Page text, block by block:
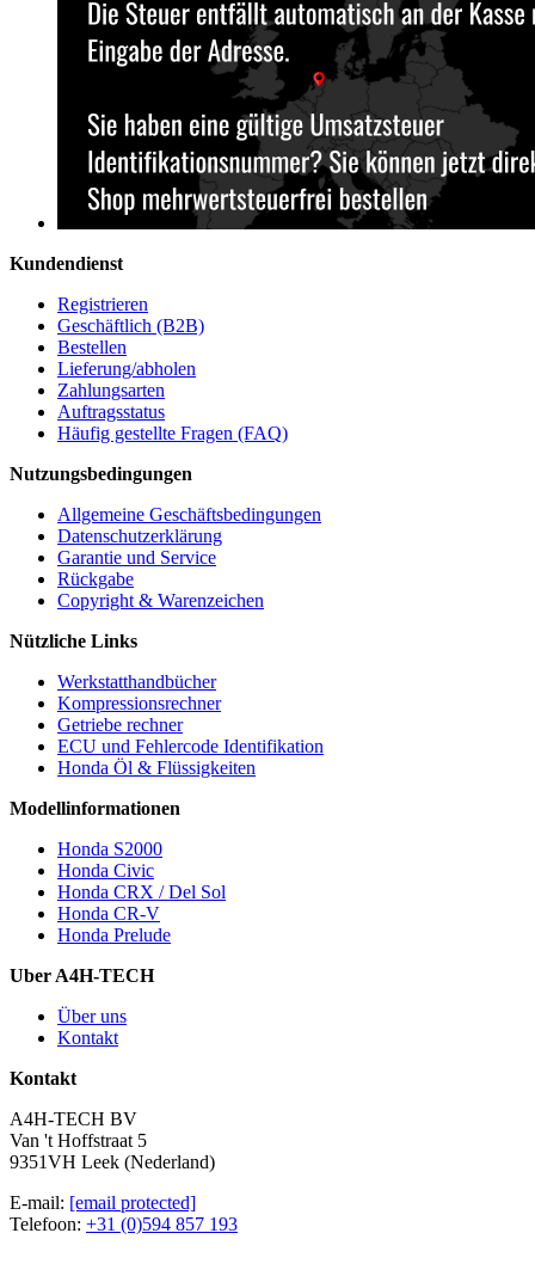
Kundendienst
Registrieren
Geschäftlich (B2B)
Bestellen
Lieferung/abholen
Zahlungsarten
Auftragsstatus
Häufig gestellte Fragen (FAQ)
Nutzungsbedingungen
Allgemeine Geschäftsbedingungen
Datenschutzerklärung
Garantie und Service
Rückgabe
Copyright & Warenzeichen
Nützliche Links
Werkstatthandbücher
Kompressionsrechner
Getriebe rechner
ECU und Fehlercode Identifikation
Honda Öl & Flüssigkeiten
Modellinformationen
Honda S2000
Honda Civic
Honda CRX / Del Sol
Honda CR-V
Honda Prelude
Uber A4H-TECH
Über uns
Kontakt
Kontakt
A4H-TECH BV
Van 't Hoffstraat 5
9351VH Leek (Nederland)
E-mail: [email protected]
Telefoon: +31 (0)594 857 193